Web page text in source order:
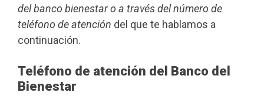
del banco bienestar o a través del número de
teléfono de atención del que te hablamos a
continuación.
Teléfono de atención del Banco del
Bienestar